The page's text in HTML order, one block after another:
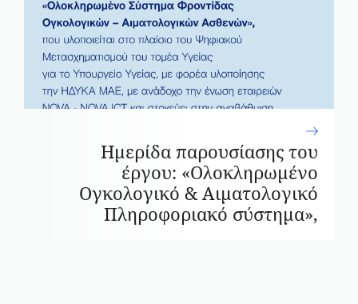
Ημερίδα παρουσίασης του
έργου: «Ολοκληρωμένο
Ογκολογικό & Αιματολογικό
Πληροφοριακό σύστημα»,